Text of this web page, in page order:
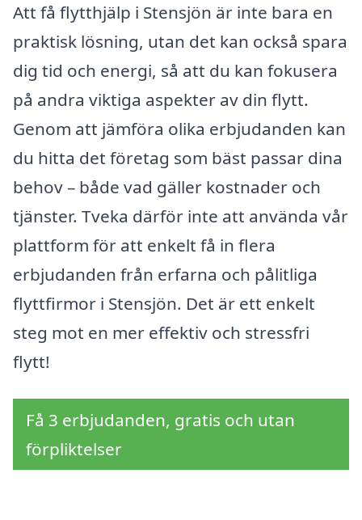
Att få flytthjälp i Stensjön är inte bara en
praktisk lösning, utan det kan också spara
dig tid och energi, så att du kan fokusera
på andra viktiga aspekter av din flytt.
Genom att jämföra olika erbjudanden kan
du hitta det företag som bäst passar dina
behov – både vad gäller kostnader och
tjänster. Tveka därför inte att använda vår
plattform för att enkelt få in flera
erbjudanden från erfarna och pålitliga
flyttfirmor i Stensjön. Det är ett enkelt
steg mot en mer effektiv och stressfri
flytt!
Få 3 erbjudanden, gratis och utan
förpliktelser